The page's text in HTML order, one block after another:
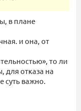
в плане
и она, от
то ли
для отказа на
суть важно.